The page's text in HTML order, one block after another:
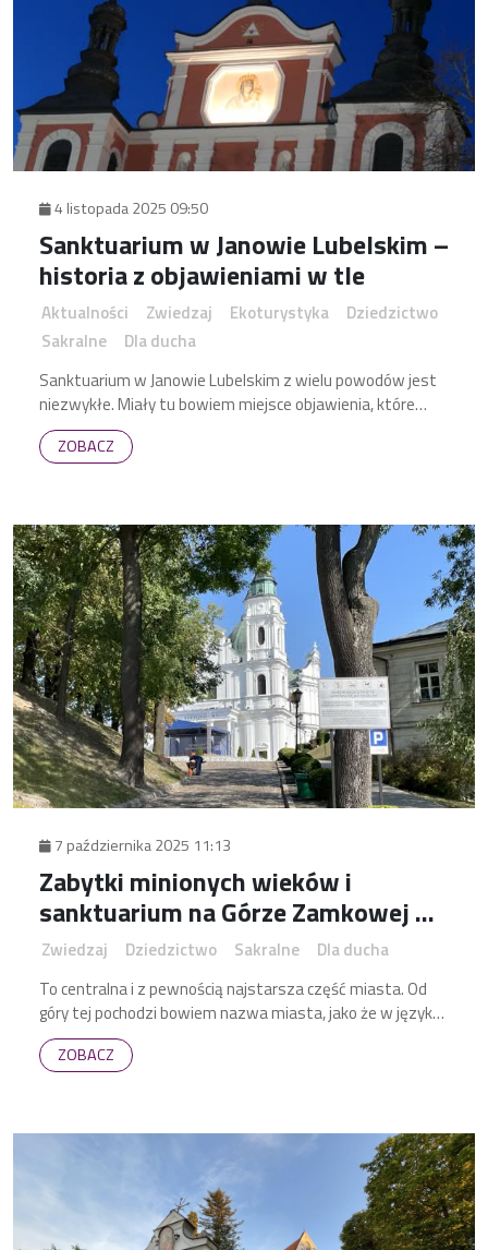
4 listopada 2025 09:50
Sanktuarium w Janowie Lubelskim –
historia z objawieniami w tle
Aktualności Zwiedzaj Ekoturystyka
Dziedzictwo
Sakralne
Dla ducha
Sanktuarium w Janowie Lubelskim z wielu powodów jest
niezwykłe. Miały tu bowiem miejsce objawienia, które
wiążą się z powstaniem miasta.
ZOBACZ
7 października 2025 11:13
Zabytki minionych wieków i
sanktuarium na Górze Zamkowej w
Chełmie (panorama 360)
Zwiedzaj Dziedzictwo Sakralne
Dla ducha
To centralna i z pewnością najstarsza część miasta. Od
góry tej pochodzi bowiem nazwa miasta, jako że w języku
staropolskim wyraz chełm oznaczał wzgórze.
ZOBACZ